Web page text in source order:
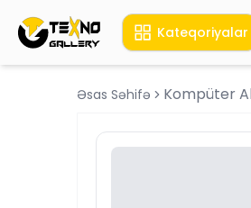
Kateqoriyalar
Əsas Səhifə Kompüter